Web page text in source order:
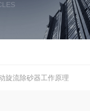
旋流除砂器工作原理